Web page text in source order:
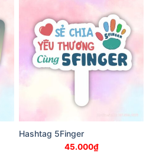
Hashtag 5Finger
45.000₫